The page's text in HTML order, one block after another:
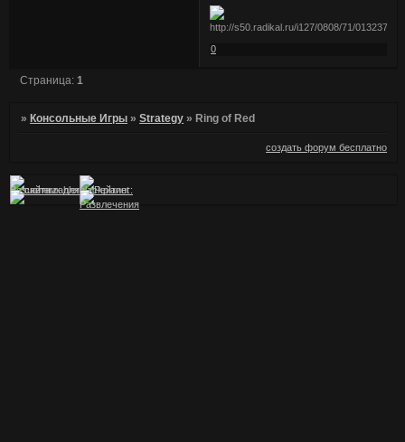
0
Страница:1
» Консольные Игры »Strategy » Ring of Red
создать форум бесплатно